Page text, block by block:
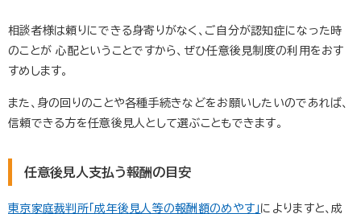
相談者様は頼りにできる身寄りがなく、ご自分が認知症になった時
のことが 心配ということですから、ぜひ任意後見制度の利用をおす
すめします。
また、身の回りのことや各種手続きなどをお願いしたいのであれば、
信頼できる方を任意後見人として選ぶこともできます。
任意後見人支払う報酬の目安
東京家庭裁判所「成年後見人等の報酬額のめやす」 によりますと、成